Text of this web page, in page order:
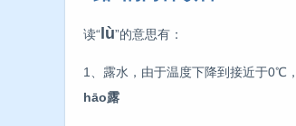
读“ lù”的意思有：
1、露水，由于温度下降到接近于0℃
hāo露